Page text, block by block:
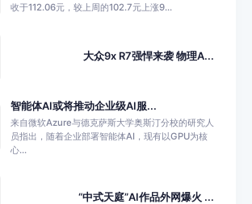
收于112.06元，较上周的102.7元上涨9...
大众9x R7强悍来袭 物理A...
智能体AI或将推动企业级AI服...
来自微软Azure与德克萨斯大学奥斯汀分校的研究人
员指出，随着企业部署智能体AI，现有以GPU为核
心...
“中式天庭”AI作品外网爆火 ...